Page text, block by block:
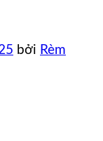
bởi Rèm